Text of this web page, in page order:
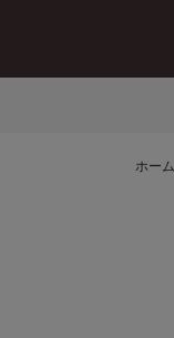
ホーム